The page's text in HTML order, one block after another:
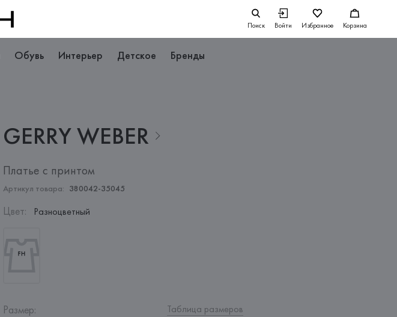
Поиск Войти Избранное Корзина
Обувь Интерьер Детское Бренды
GERRYWEBER
Платье с принтом
Артикул товара: 380042-35045
Цвет: Разноцветный
Размер: Таблица размеров